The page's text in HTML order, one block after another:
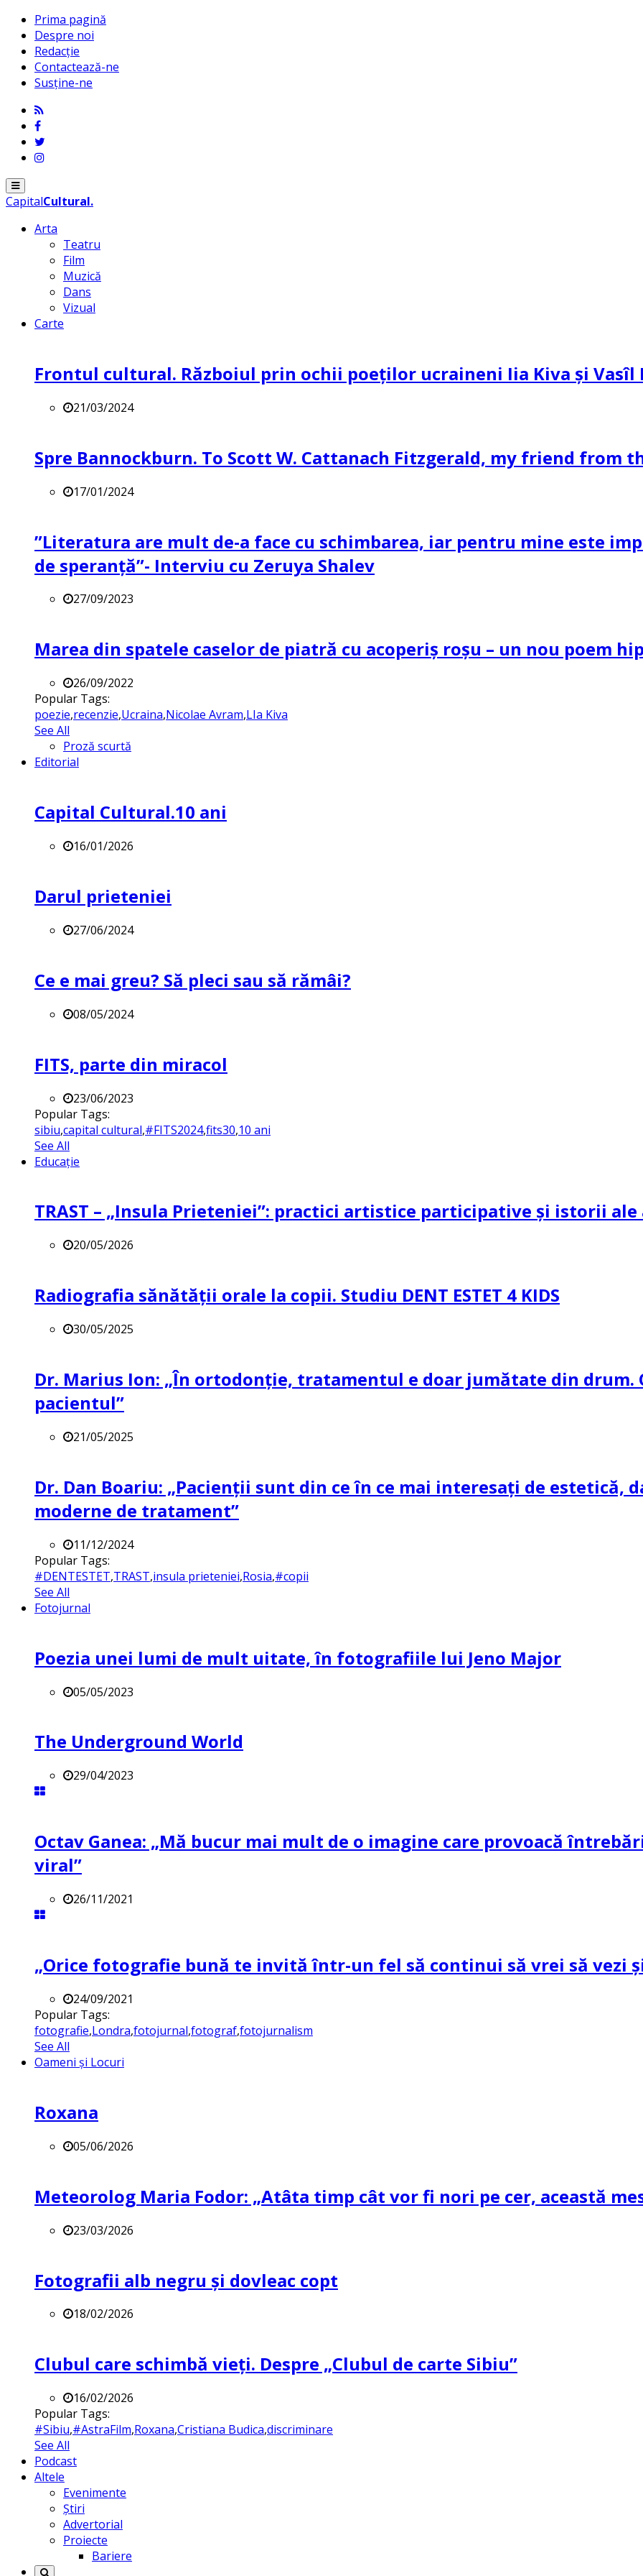
Prima pagină
Despre noi
Redacție
Contactează-ne
Susține-ne
Menu
CapitalCultural.
Arta
Teatru
Film
Muzică
Dans
Vizual
Carte
Frontul cultural. Războiul prin ochii poeților ucraineni Iia Kiva și Vasîl
21/03/2024
Spre Bannockburn. To Scott W. Cattanach Fitzgerald, my friend from
17/01/2024
”Literatura are mult de-a face cu schimbarea, iar pentru mine este
de speranță”- Interviu cu Zeruya Shalev
27/09/2023
Marea din spatele caselor de piatră cu acoperiș roșu – un nou poem
26/09/2022
Popular Tags:
poezie,recenzie,Ucraina,Nicolae Avram,LIa Kiva
See All
Proză scurtă
Editorial
Capital Cultural.10 ani
16/01/2026
Darul prieteniei
27/06/2024
Ce e mai greu? Să pleci sau să rămâi?
08/05/2024
FITS, parte din miracol
23/06/2023
Popular Tags:
sibiu,capital cultural,#FITS2024,fits30,10 ani
See All
Educație
TRAST – „Insula Prieteniei”: practici artistice participative și istorii
20/05/2026
Radiografia sănătății orale la copii. Studiu DENT ESTET 4 KIDS
30/05/2025
Dr. Marius Ion: „În ortodonție, tratamentul e doar jumătate din drum.
pacientul”
21/05/2025
Dr. Dan Boariu: „Pacienții sunt din ce în ce mai interesați de estetică,
moderne de tratament”
11/12/2024
Popular Tags:
#DENTESTET,TRAST,insula prieteniei,Rosia,#copii
See All
Fotojurnal
Poezia unei lumi de mult uitate, în fotografiile lui Jeno Major
05/05/2023
The Underground World
29/04/2023
Octav Ganea: „Mă bucur mai mult de o imagine care provoacă
viral”
26/11/2021
„Orice fotografie bună te invită într-un fel să continui să vrei să vezi
24/09/2021
Popular Tags:
fotografie,Londra,fotojurnal,fotograf,fotojurnalism
See All
Oameni și Locuri
Roxana
05/06/2026
Meteorolog Maria Fodor: „Atâta timp cât vor fi nori pe cer, această
23/03/2026
Fotografii alb negru și dovleac copt
18/02/2026
Clubul care schimbă vieți. Despre „Clubul de carte Sibiu”
16/02/2026
Popular Tags:
#Sibiu,#AstraFilm,Roxana,Cristiana Budica,discriminare
See All
Podcast
Altele
Evenimente
Știri
Advertorial
Proiecte
Bariere